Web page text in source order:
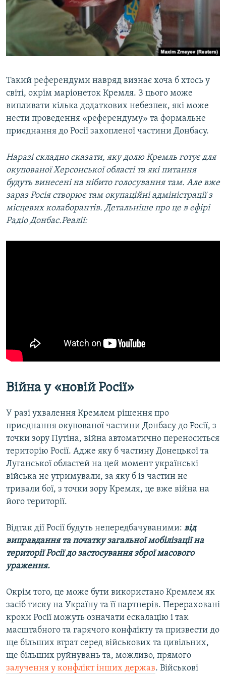
Такий референдуми навряд визнає хоча б хтось у
світі, окрім маріонеток Кремля. З цього може
випливати кілька додаткових небезпек, які може
нести проведення «референдуму» та формальне
приєднання до Росії захопленої частини Донбасу.
Наразі складно сказати, яку долю Кремль готує для
окупованої Херсонської області та які питання
будуть винесені на нібито голосуваннятам. Але вже
зараз Росія створює там окупаційні адміністрації з
місцевих колаборантів. Детальніше про це в ефірі
Радіо Донбас.Реалії:
Війна у «​новій Росії»
У разі ухвалення Кремлем рішення про
приєднання окупованої частини Донбасу до Росії, з
точки зору Путіна, війна автоматично переноситься
територію Росії. Адже яку б частину Донецької та
Луганської областей на цей момент українські
війська не утримували, за яку б із частин не
тривали бої, з точки зору Кремля, це вже війна на
його території.
Відтак дії Росії будуть непередбачуваними: від
виправдання та початку загальної мобілізації на
території Росії до застосування зброї масового
ураження.
Окрім того, це може бути використано Кремлем як
засіб тиску на Україну та її партнерів. Перераховані
кроки Росії можуть означати ескалацію і так
масштабного та гарячого конфлікту та призвести до
ще більших втрат серед військових та цивільних,
ще більших руйнувань та, можливо, прямого
залучення у конфлікт інших держав. Військові